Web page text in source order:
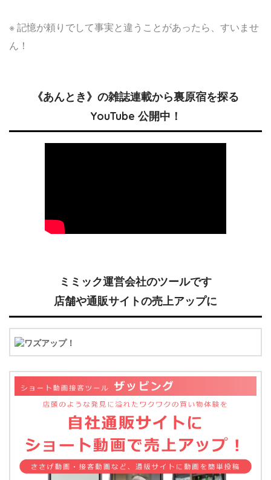
※ 記憶が頼りでして事実と違うことがあったら、すいませ
ん！
《あんとき》の雑誌連載から裏原宿を探る
YouTube 公開中！
ミミック運営会社のツールです
店舗や通販サイトの売上アップに